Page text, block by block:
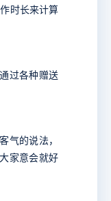
时长来计算
过各种赠送
气的说法，
家意会就好